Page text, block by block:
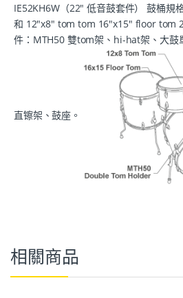
IE52KH6W（22" 低音鼓套件） 鼓桶規
和 12"x8" tom tom 16"x15" floor tom
件：MTH50 雙tom架、hi-hat架、大鼓
直镲架、鼓座。
相關商品